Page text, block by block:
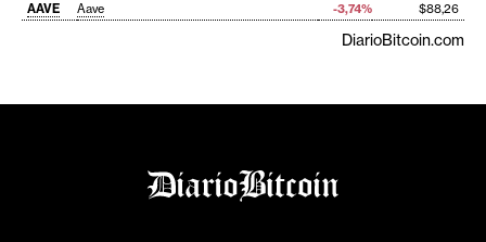
AAVE
Aave -3,74% $88,26
DiarioBitcoin.com